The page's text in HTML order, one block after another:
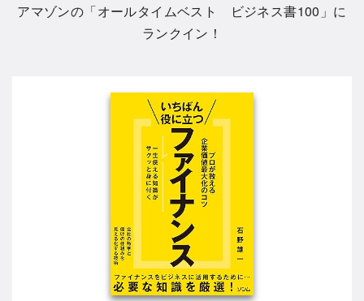
アマゾンの「オールタイムベスト ビジネス書100 」に
ランクイン！